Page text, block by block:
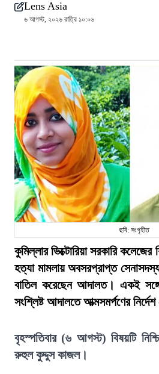
Lens Asia
৬ আগস্ট, ২০২৬ রাত্রি ১০:০৬
ছবি: সংগৃহীত
কুমিল্লার ভিক্টোরিয়া সরকারি কলেজের
হত্যা মামলায় অবসরপ্রাপ্ত
বাতিল করেছেন আদালত। একই
সংশ্লিষ্ট আদালতে আত্মসমর্পণের
বৃহস্পতিবার (৬ আগস্ট) বিষয়টি
রুহুল কুদ্দুস কাজল।